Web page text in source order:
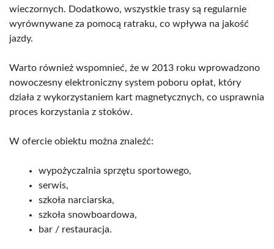
wieczornych. Dodatkowo, wszystkie trasy są regularnie
wyrównywane za pomocą ratraku, co wpływa na jakość
jazdy.
Warto również wspomnieć, że w 2013 roku wprowadzono
nowoczesny elektroniczny system poboru opłat, który
działa z wykorzystaniem kart magnetycznych, co usprawnia
proces korzystania z stoków.
W ofercie obiektu można znaleźć:
wypożyczalnia sprzętu sportowego,
serwis,
szkoła narciarska,
szkoła snowboardowa,
bar / restauracja.